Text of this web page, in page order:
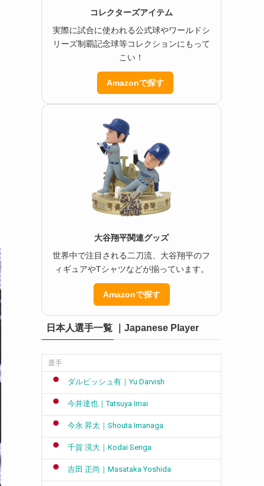
コレクターズアイテム
実際に試合に使われる公式球やワールドシ
リーズ制覇記念球等コレクションにもって
こい！
Amazonで探す
大谷翔平関連グッズ
世界中で注目される二刀流、大谷翔平のフ
ィギュアやTシャツなどが揃っています。
Amazonで探す
日本人選手一覧 ｜Japanese Player
選手
ダルビッシュ有｜Yu Darvish
今井達也｜Tatsuya Imai
今永 昇太｜Shouta Imanaga
千賀 滉大｜Kodai Senga
吉田 正尚｜Masataka Yoshida